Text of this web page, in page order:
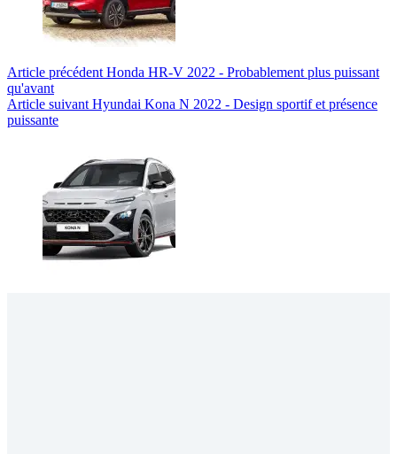
Article précédent Honda HR-V 2022 - Probablement plus puissant
qu'avant
Article suivant Hyundai Kona N 2022 - Design sportif et présence
puissante